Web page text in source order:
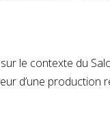
le contexte du
d’une production